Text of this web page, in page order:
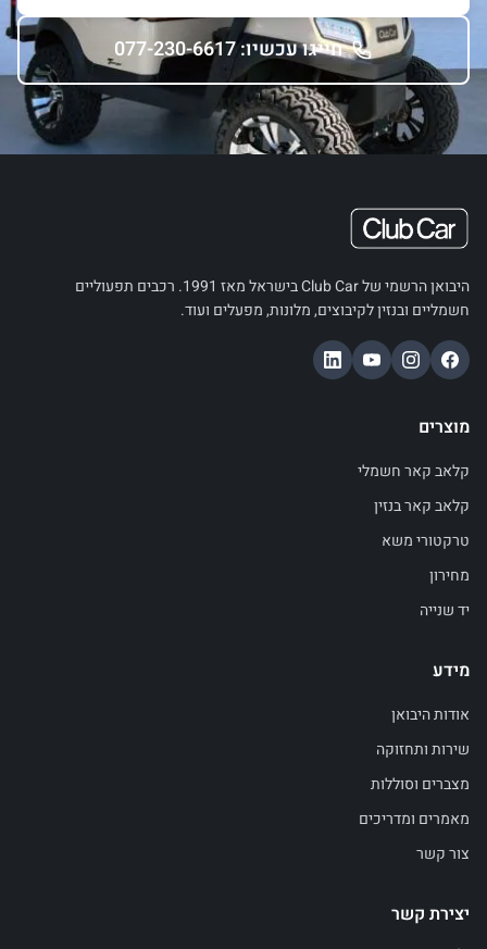
חייגו עכשיו: 077-230-6617
היבואן הרשמי של Club Car בישראל מאז 1991. רכבים תפעוליים
חשמליים ובנזין לקיבוצים, מלונות, מפעלים ועוד.
מוצרים
קלאב קאר חשמלי
קלאב קאר בנזין
טרקטורי משא
מחירון
יד שנייה
מידע
אודות היבואן
שירות ותחזוקה
מצברים וסוללות
מאמרים ומדריכים
צור קשר
יצירת קשר